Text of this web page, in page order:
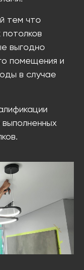
тем что
выгодно
помещения и
в случае